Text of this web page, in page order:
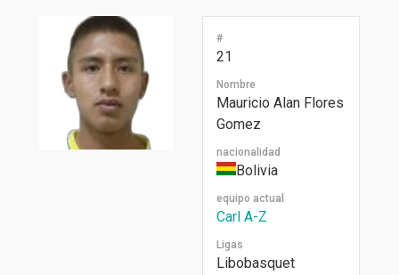
#
21
Nombre
Mauricio Alan Flores
Gomez
nacionalidad
Bolivia
equipo actual
Carl A-Z
Ligas
Libobasquet